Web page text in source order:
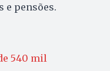
e pensões.
540 mil